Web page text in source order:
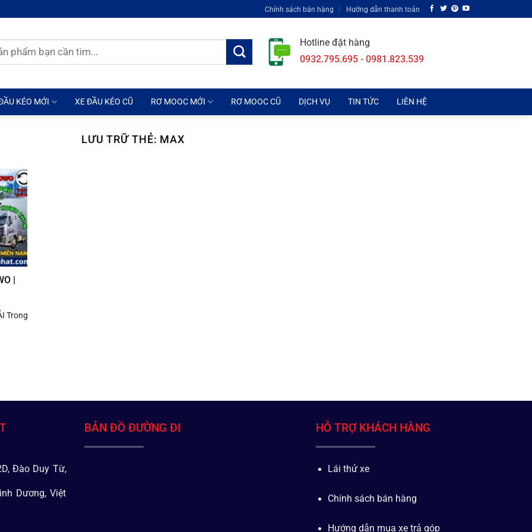
Chính sách bán hàng Hướng dẫn thanh toán
Hotline đặt hàng
0932.795.695 - 0981.823.539
KÉO MỚI XE ĐẦU KÉO CŨ RƠ MOOC MỚI RƠ MOOC CŨ DỊCH VỤ TIN TỨC LIÊN HỆ
LƯU TRỮ THẺ: MAX
|
Trong
Đào Duy Từ,
Dương, Việt
BẢN ĐỒ ĐƯỜNG ĐI HỖ TRỢ KHÁCH HÀNG
Lái thử xe
Chính sách bán hàng
Hướng dẫn mua xe trả góp